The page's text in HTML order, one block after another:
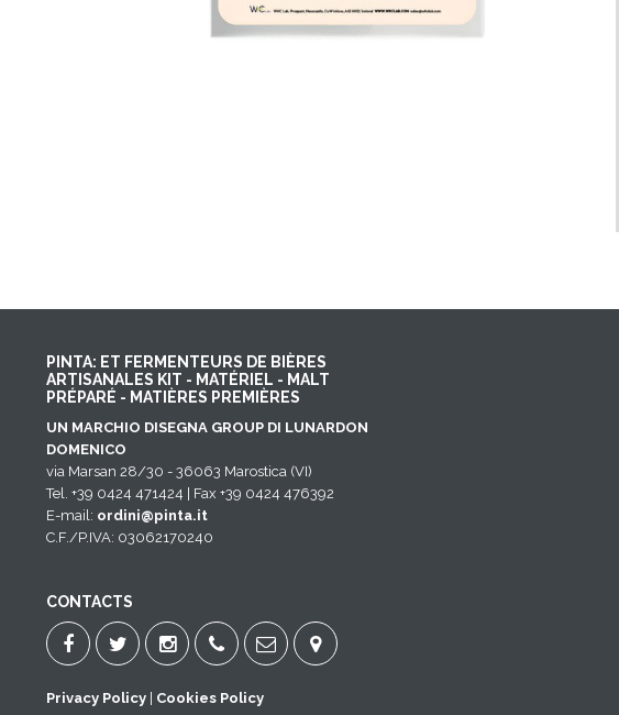
PINTA: ET FERMENTEURS DE BIÈRES
ARTISANALES KIT - MATÉRIEL - MALT
PRÉPARÉ - MATIÈRES PREMIÈRES
UN MARCHIO DISEGNA GROUP DI LUNARDON
DOMENICO
via Marsan 28/30 - 36063 Marostica (VI)
Tel. +39 0424 471424 | Fax +39 0424 476392
E-mail: ordini@pinta.it
C.F./P.IVA: 03062170240
CONTACTS
Privacy Policy Cookies Policy